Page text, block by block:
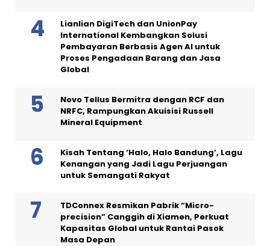
Lianlian DigiTech dan UnionPay
International Kembangkan Solusi
Pembayaran Berbasis Agen AI untuk
Proses Pengadaan Barang dan Jasa
Global
Novo Tellus Bermitra dengan RCF dan
NRFC, Rampungkan Akuisisi Russell
Mineral Equipment
Kisah Tentang ‘Halo, Halo Bandung’, Lagu
Kenangan yang Jadi Lagu Perjuangan
untuk Semangati Rakyat
TDConnex Resmikan Pabrik “Micro-
precision” Canggih di Xiamen, Perkuat
Kapasitas Global untuk Rantai Pasok
Masa Depan